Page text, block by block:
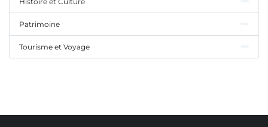
Patrimoine
Tourisme et Voyage